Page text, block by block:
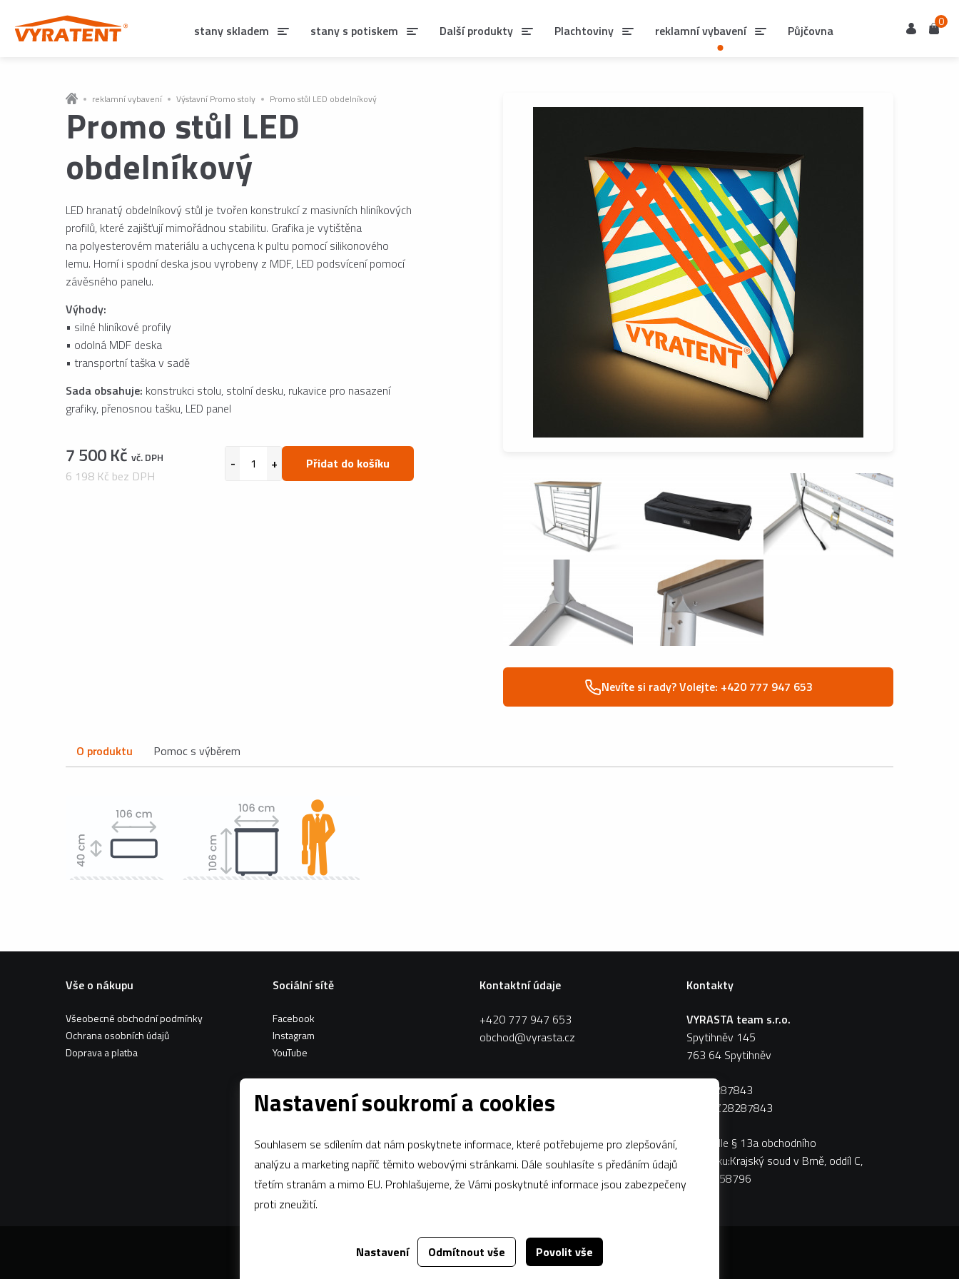
reklamní vybavení Výstavní Promo stoly Promo stůl LED obdelníkový
Promo stůl LED
obdelníkový
LED hranatý obdelníkový stůl je tvořen konstrukcí z masivních hliníkových
profilů, které zajišťují mimořádnou stabilitu. Grafika je vytištěna
na polyesterovém materiálu a uchycena k pultu pomocí silikonového
lemu. Horní i spodní deska jsou vyrobeny z MDF, LED podsvícení pomocí
závěsného panelu.
Výhody:
• silné hliníkové profily
• odolná MDF deska
• transportní taška v sadě
Sada obsahuje: konstrukci stolu, stolní desku, rukavice pro nasazení
grafiky, přenosnou tašku, LED panel
7 500 Kč vč. DPH
6 198 Kč bez DPH
Přidat do košíku
Nevíte si rady? Volejte: +420 777 947 653
O produktu Pomoc s výběrem
Vše o nákupu
Všeobecné obchodní podmínky
Ochrana osobních údajů
Doprava a platba
Sociální sítě
Facebook
Instagram
YouTube
Kontaktní údaje
+420 777 947 653
obchod@vyrasta.cz
Kontakty
VYRASTA team s.r.o.
Spytihněv 145
763 64 Spytihněv
28287843
CZ28287843
Zápis dle § 13a obchodního
zákoníku:Krajský soud v Brně, oddíl C,
vložka 58796
Za tímto webem stojídgstudio.
stany skladem stany s potiskem Další produkty Plachtoviny reklamní vybavení Půjčovna UživatelKošík
0
Nastavení soukromí a cookies
Souhlasem se sdílením dat nám poskytnete informace, které potřebujeme pro zlepšování,
analýzu a marketing napříč těmito webovými stránkami. Dále souhlasíte s předáním údajů
třetím stranám a mimo EU. Prohlašujeme, že Vámi poskytnuté informace jsou zabezpečeny
proti zneužití.
Nastavení Odmítnout vše Povolit vše